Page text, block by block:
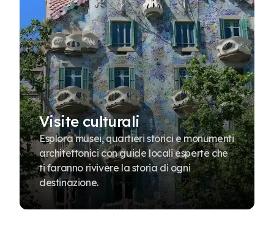
Visite culturali
Esplora musei, quartieri storici e monumenti
architettonici con guide locali esperte che
ti faranno rivivere la storia di ogni
destinazione.